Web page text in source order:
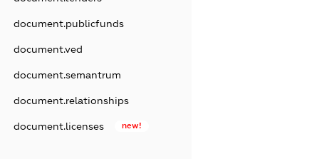
document.publicfunds
document.ved
document.semantrum
document.relationships
document.licenses new!